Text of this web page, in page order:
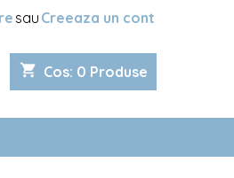
sau Creeaza un cont
shopping_cart Cos: 0 Produse